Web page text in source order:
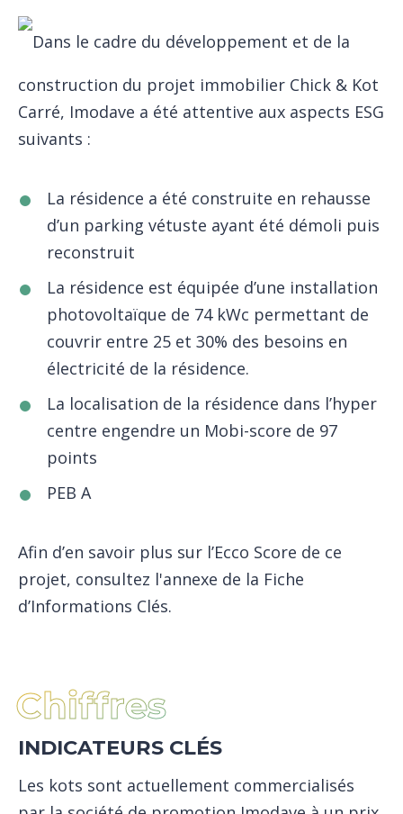
Dans le cadre du développement et de la
construction du projet immobilier Chick & Kot
Carré, Imodave a été attentive aux aspects ESG
suivants :
La résidence a été construite en rehausse
d’un parking vétuste ayant été démoli puis
reconstruit
La résidence est équipée d’une installation
photovoltaïque de 74 kWc permettant de
couvrir entre 25 et 30% des besoins en
électricité de la résidence.
La localisation de la résidence dans l’hyper
centre engendre un Mobi-score de 97
points
PEB A
Afin d’en savoir plus sur l’Ecco Score de ce
projet, consultez l'annexe de la Fiche
d’Informations Clés.
Chiffres
INDICATEURS CLÉS
Les kots sont actuellement commercialisés